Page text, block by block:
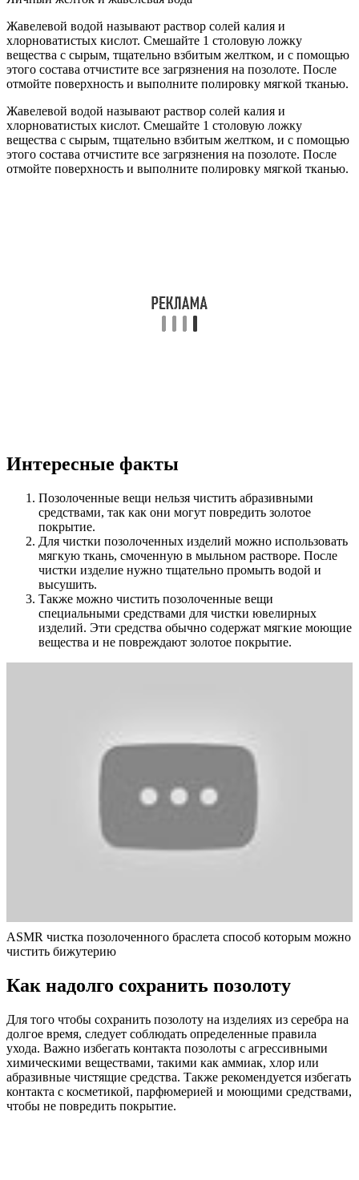
Жавелевой водой называют раствор солей калия и
хлорноватистых кислот. Смешайте 1 столовую ложку
вещества с сырым, тщательно взбитым желтком, и с помощью
этого состава отчистите все загрязнения на позолоте. После
отмойте поверхность и выполните полировку мягкой тканью.
Жавелевой водой называют раствор солей калия и
хлорноватистых кислот. Смешайте 1 столовую ложку
вещества с сырым, тщательно взбитым желтком, и с помощью
этого состава отчистите все загрязнения на позолоте. После
отмойте поверхность и выполните полировку мягкой тканью.
Интересные факты
Позолоченные вещи нельзя чистить абразивными
средствами, так как они могут повредить золотое
покрытие.
Для чистки позолоченных изделий можно использовать
мягкую ткань, смоченную в мыльном растворе. После
чистки изделие нужно тщательно промыть водой и
высушить.
Также можно чистить позолоченные вещи
специальными средствами для чистки ювелирных
изделий. Эти средства обычно содержат мягкие моющие
вещества и не повреждают золотое покрытие.
ASMR чистка позолоченного браслета способ которым можно
чистить бижутерию
Как надолго сохранить позолоту
Для того чтобы сохранить позолоту на изделиях из серебра на
долгое время, следует соблюдать определенные правила
ухода. Важно избегать контакта позолоты с агрессивными
химическими веществами, такими как аммиак, хлор или
абразивные чистящие средства. Также рекомендуется избегать
контакта с косметикой, парфюмерией и моющими средствами,
чтобы не повредить покрытие.